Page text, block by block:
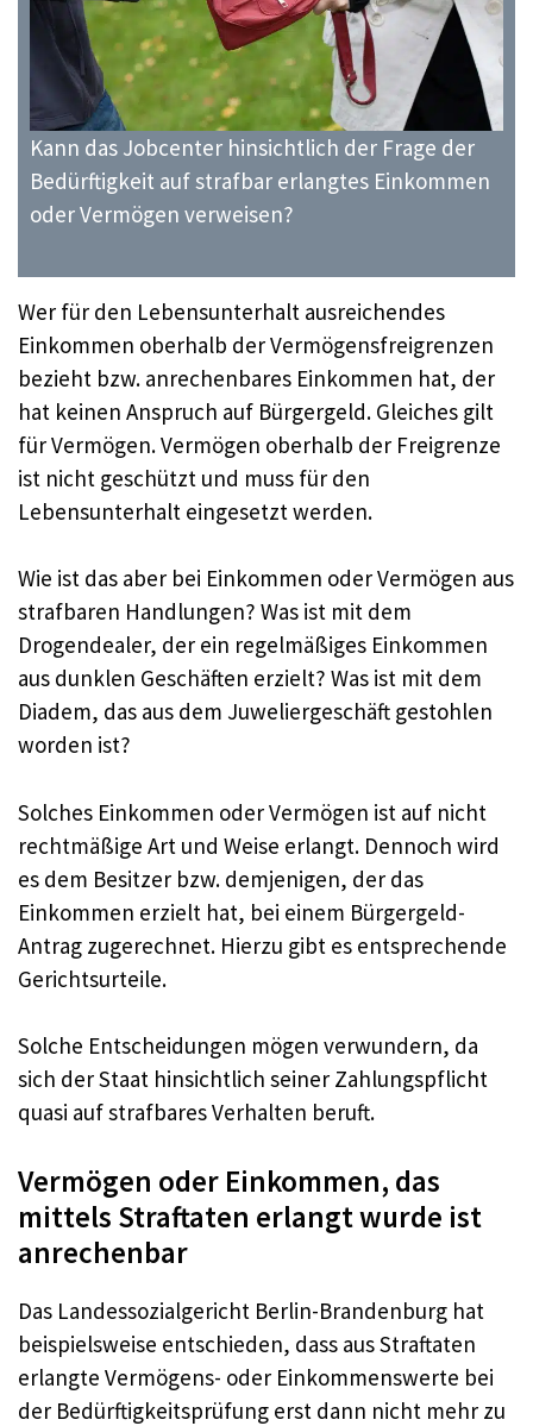
Kann das Jobcenter hinsichtlich der Frage der
Bedürftigkeit auf strafbar erlangtes Einkommen
oder Vermögen verweisen?
Wer für den Lebensunterhalt ausreichendes
Einkommen oberhalb der Vermögensfreigrenzen
bezieht bzw. anrechenbares Einkommen hat, der
hat keinen Anspruch auf Bürgergeld. Gleiches gilt
für Vermögen. Vermögen oberhalb der Freigrenze
ist nicht geschützt und muss für den
Lebensunterhalt eingesetzt werden.
Wie ist das aber bei Einkommen oder Vermögen aus
strafbaren Handlungen? Was ist mit dem
Drogendealer, der ein regelmäßiges Einkommen
aus dunklen Geschäften erzielt? Was ist mit dem
Diadem, das aus dem Juweliergeschäft gestohlen
worden ist?
Solches Einkommen oder Vermögen ist auf nicht
rechtmäßige Art und Weise erlangt. Dennoch wird
es dem Besitzer bzw. demjenigen, der das
Einkommen erzielt hat, bei einem Bürgergeld-
Antrag zugerechnet. Hierzu gibt es entsprechende
Gerichtsurteile.
Solche Entscheidungen mögen verwundern, da
sich der Staat hinsichtlich seiner Zahlungspflicht
quasi auf strafbares Verhalten beruft.
Vermögen oder Einkommen, das
mittels Straftaten erlangt wurde ist
anrechenbar
Das Landessozialgericht Berlin-Brandenburg hat
beispielsweise entschieden, dass aus Straftaten
erlangte Vermögens- oder Einkommenswerte bei
der Bedürftigkeitsprüfung erst dann nicht mehr zu